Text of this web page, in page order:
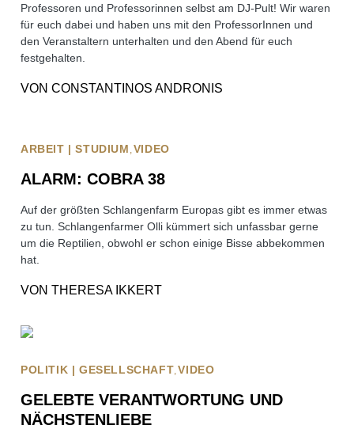
Professoren und Professorinnen selbst am DJ-Pult! Wir waren
für euch dabei und haben uns mit den ProfessorInnen und
den Veranstaltern unterhalten und den Abend für euch
festgehalten.
VON CONSTANTINOS ANDRONIS
ARBEIT | STUDIUM VIDEO
ALARM: COBRA 38
Auf der größten Schlangenfarm Europas gibt es immer etwas
zu tun. Schlangenfarmer Olli kümmert sich unfassbar gerne
um die Reptilien, obwohl er schon einige Bisse abbekommen
hat.
VON THERESA IKKERT
POLITIK | GESELLSCHAFT VIDEO
GELEBTE VERANTWORTUNG UND
NÄCHSTENLIEBE